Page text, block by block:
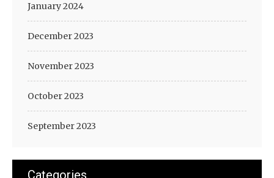
January 2024
December 2023
November 2023
October 2023
September 2023
Categories